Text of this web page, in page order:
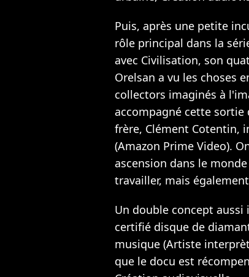
Puis, après une petite
rôle principal dans la
avec Civilisation, son
Orelsan a vu les choses
collectors imaginés à
accompagné cette sortie
frère, Clément Cotentin,
(Amazon Prime Video).
ascension dans le
travailler, mais
Un double concept
certifié disque de
musique (Artiste
que le docu est